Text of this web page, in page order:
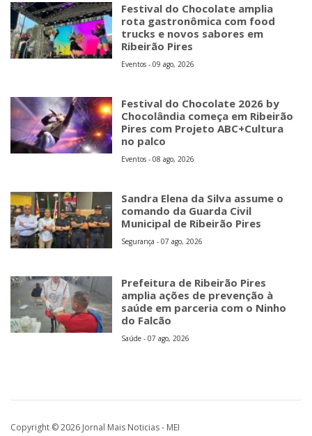
Festival do Chocolate amplia
rota gastronômica com food
trucks e novos sabores em
Ribeirão Pires
Eventos - 09 ago, 2026
Festival do Chocolate 2026 by
Chocolândia começa em Ribeirão
Pires com Projeto ABC+Cultura
no palco
Eventos - 08 ago, 2026
Sandra Elena da Silva assume o
comando da Guarda Civil
Municipal de Ribeirão Pires
Segurança - 07 ago, 2026
Prefeitura de Ribeirão Pires
amplia ações de prevenção à
saúde em parceria com o Ninho
do Falcão
Saúde - 07 ago, 2026
Copyright © 2026 Jornal Mais Noticias - MEI